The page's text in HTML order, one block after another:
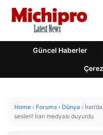
Güncel Haberler
Home › Forums › Dünya ›
sesleri! İran medyası duyurdu